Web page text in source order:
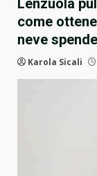
Lenzuola
come
neve
Karola Sicali